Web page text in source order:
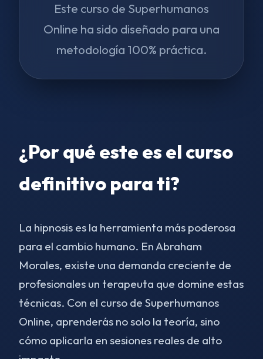
Este curso de Superhumanos
Online ha sido diseñado para una
metodología 100% práctica.
¿Por qué este es el curso
definitivo para ti?
La hipnosis es la herramienta más poderosa
para el cambio humano. En Abraham
Morales, existe una demanda creciente de
profesionales un terapeuta que domine estas
técnicas. Con el curso de Superhumanos
Online, aprenderás no solo la teoría, sino
cómo aplicarla en sesiones reales de alto